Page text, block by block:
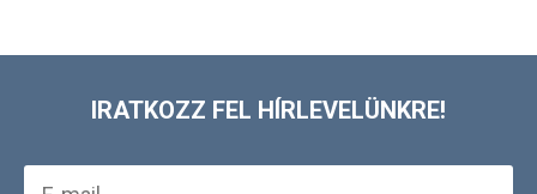
IRATKOZZ FEL HÍRLEVELÜNKRE!